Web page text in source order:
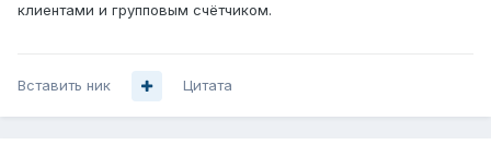
клиентами и групповым счётчиком.
Вставить ник Цитата